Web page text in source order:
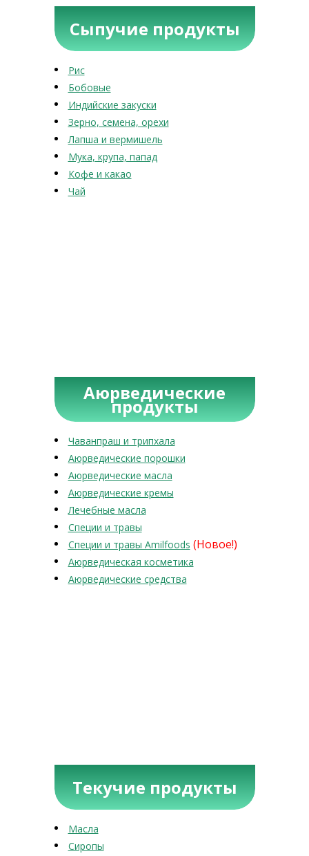
Сыпучие продукты
Рис
Бобовые
Индийские закуски
Зерно, семена, орехи
Лапша и вермишель
Мука, крупа, папад
Кофе и какао
Чай
Аюрведические
продукты
Чаванпраш и трипхала
Аюрведические порошки
Аюрведические масла
Аюрведические кремы
Лечебные масла
Специи и травы
Специи и травы Amilfoods (Новое!)
Аюрведическая косметика
Аюрведические средства
Текучие продукты
Масла
Сиропы